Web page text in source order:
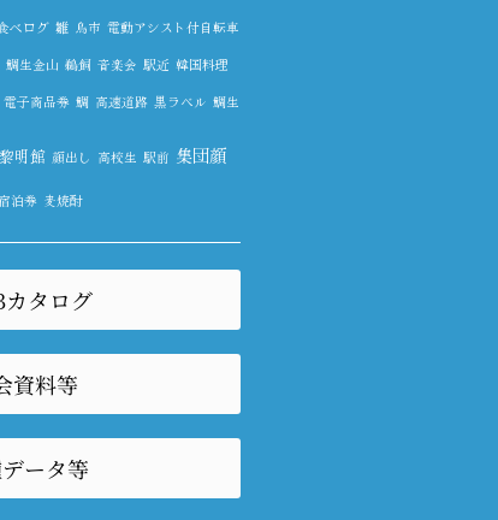
べログ 雛 鳥市 電動アシスト付自転車
鯛生金山 鵜飼 音楽会 駅近 韓国料理
電子商品券 鯛 高速道路 黒ラベル 鯛生
明館 顔出し 高校生 駅前 集団顔
泊券 麦焼酎
タログ
資料等
ータ等